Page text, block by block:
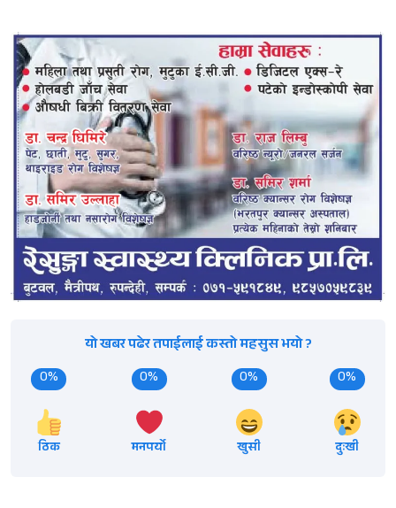
यो खबर पढेर तपाईलाई कस्तो महसुस भयो ?
0%
ठिक
0%
मनपर्यो
0%
खुसी
0%
दुःखी